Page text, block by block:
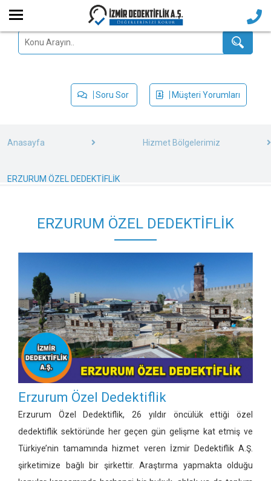
Soru Sor Müşteri Yorumları
Anasayfa Hizmet Bölgelerimiz
ERZURUM ÖZEL DEDEKTİFLİK
ERZURUM ÖZEL DEDEKTİFLİK
Erzurum Özel Dedektiflik
Erzurum Özel Dedektiflik, 26 yıldır öncülük ettiği özel
dedektiflik sektöründe her geçen gün gelişme kat etmiş ve
Türkiye’nin tamamında hizmet veren İzmir Dedektiflik A.Ş.
şirketimize bağlı bir şirkettir. Araştırma yapmakta olduğu